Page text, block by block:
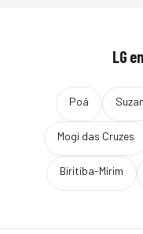
LG
Poá
Mogi das Cruzes
Biritiba-Mirim